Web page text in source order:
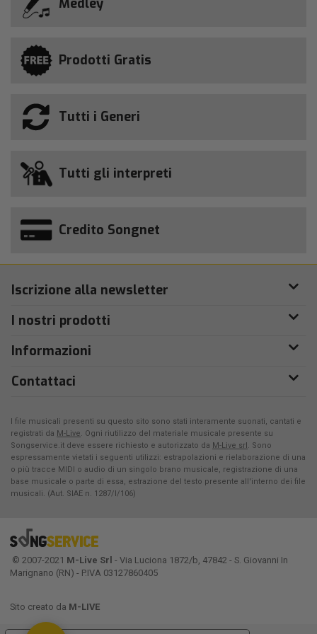
Prodotti Gratis
Tutti i Generi
Tutti gli interpreti
Credito Songnet
Iscrizione alla newsletter
I nostri prodotti
Informazioni
Contattaci
I file musicali presenti su questo sito sono stati interamente suonati, cantati e
registrati da M-Live. Ogni riutilizzo del materiale musicale presente su
Songservice.it deve essere richiesto e autorizzato da M-Live srl. Sono
espressamente vietati i seguenti utilizzi: estrapolazioni e rielaborazione di una
o più tracce MIDI o audio di un singolo brano musicale, registrazione di una
base musicale o parte di essa, estrazione del testo presente all'interno dei file
musicali. (Aut. SIAE n. 1287/I/106)
© 2007-2021 M-Live Srl - Via Luciona 1872/b, 47842 - S. Giovanni In
Marignano (RN) - P.IVA 03127860405
Sito creato da M-LIVE